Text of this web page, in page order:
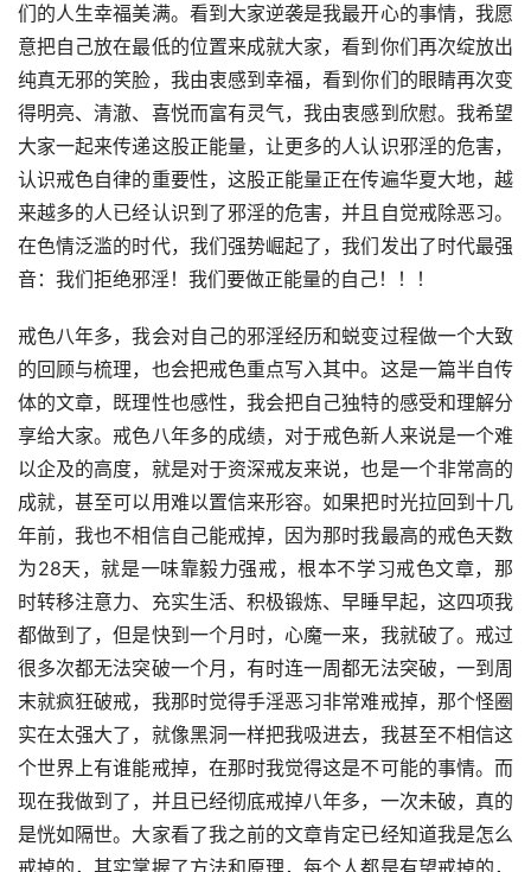
们的人生幸福美满。看到大家逆袭是我最开心的事情，我愿
意把自己放在最低的位置来成就大家，看到你们再次绽放出
纯真无邪的笑脸，我由衷感到幸福，看到你们的眼睛再次变
得明亮、清澈、喜悦而富有灵气，我由衷感到欣慰。我希望
大家一起来传递这股正能量，让更多的人认识邪淫的危害，
认识戒色自律的重要性，这股正能量正在传遍华夏大地，越
来越多的人已经认识到了邪淫的危害，并且自觉戒除恶习。
在色情泛滥的时代，我们强势崛起了，我们发出了时代最强
音：我们拒绝邪淫！我们要做正能量的自己！！！
戒色八年多，我会对自己的邪淫经历和蜕变过程做一个大致
的回顾与梳理，也会把戒色重点写入其中。这是一篇半自传
体的文章，既理性也感性，我会把自己独特的感受和理解分
享给大家。戒色八年多的成绩，对于戒色新人来说是一个难
以企及的高度，就是对于资深戒友来说，也是一个非常高的
成就，甚至可以用难以置信来形容。如果把时光拉回到十几
年前，我也不相信自己能戒掉，因为那时我最高的戒色天数
为28天，就是一味靠毅力强戒，根本不学习戒色文章，那
时转移注意力、充实生活、积极锻炼、早睡早起，这四项我
都做到了，但是快到一个月时，心魔一来，我就破了。戒过
很多次都无法突破一个月，有时连一周都无法突破，一到周
末就疯狂破戒，我那时觉得手淫恶习非常难戒掉，那个怪圈
实在太强大了，就像黑洞一样把我吸进去，我甚至不相信这
个世界上有谁能戒掉，在那时我觉得这是不可能的事情。而
现在我做到了，并且已经彻底戒掉八年多，一次未破，真的
是恍如隔世。大家看了我之前的文章肯定已经知道我是怎么